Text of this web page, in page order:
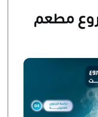
مطعم